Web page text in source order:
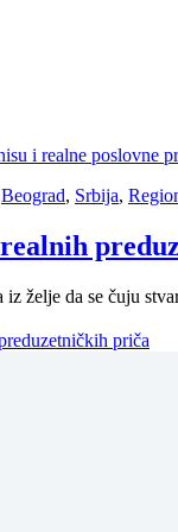
Beograd, Srbija,
želje da se čuju
priča